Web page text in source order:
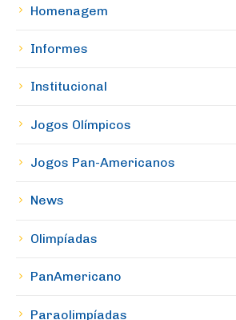
Homenagem
Informes
Institucional
Jogos Olímpicos
Jogos Pan-Americanos
News
Olimpíadas
PanAmericano
Paraolimpíadas